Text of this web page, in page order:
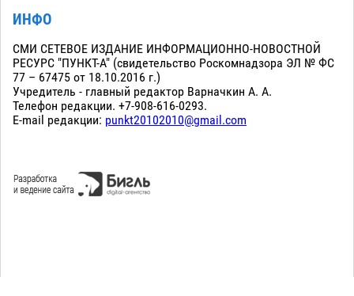
ИНФО
СМИ СЕТЕВОЕ ИЗДАНИЕ ИНФОРМАЦИОННО-НОВОСТНОЙ
РЕСУРС "ПУНКТ-А" (свидетельство Роскомнадзора ЭЛ № ФС
77 – 67475 от 18.10.2016 г.)
Учредитель - главный редактор Варначкин А. А.
Телефон редакции. +7-908-616-0293.
E-mail редакции: punkt20102010@gmail.com